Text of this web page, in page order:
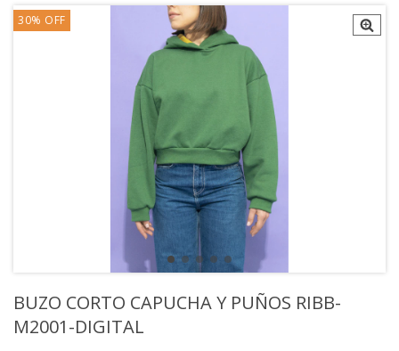
30% OFF
BUZO CORTO CAPUCHA Y PUÑOS RIBB-
M2001-DIGITAL